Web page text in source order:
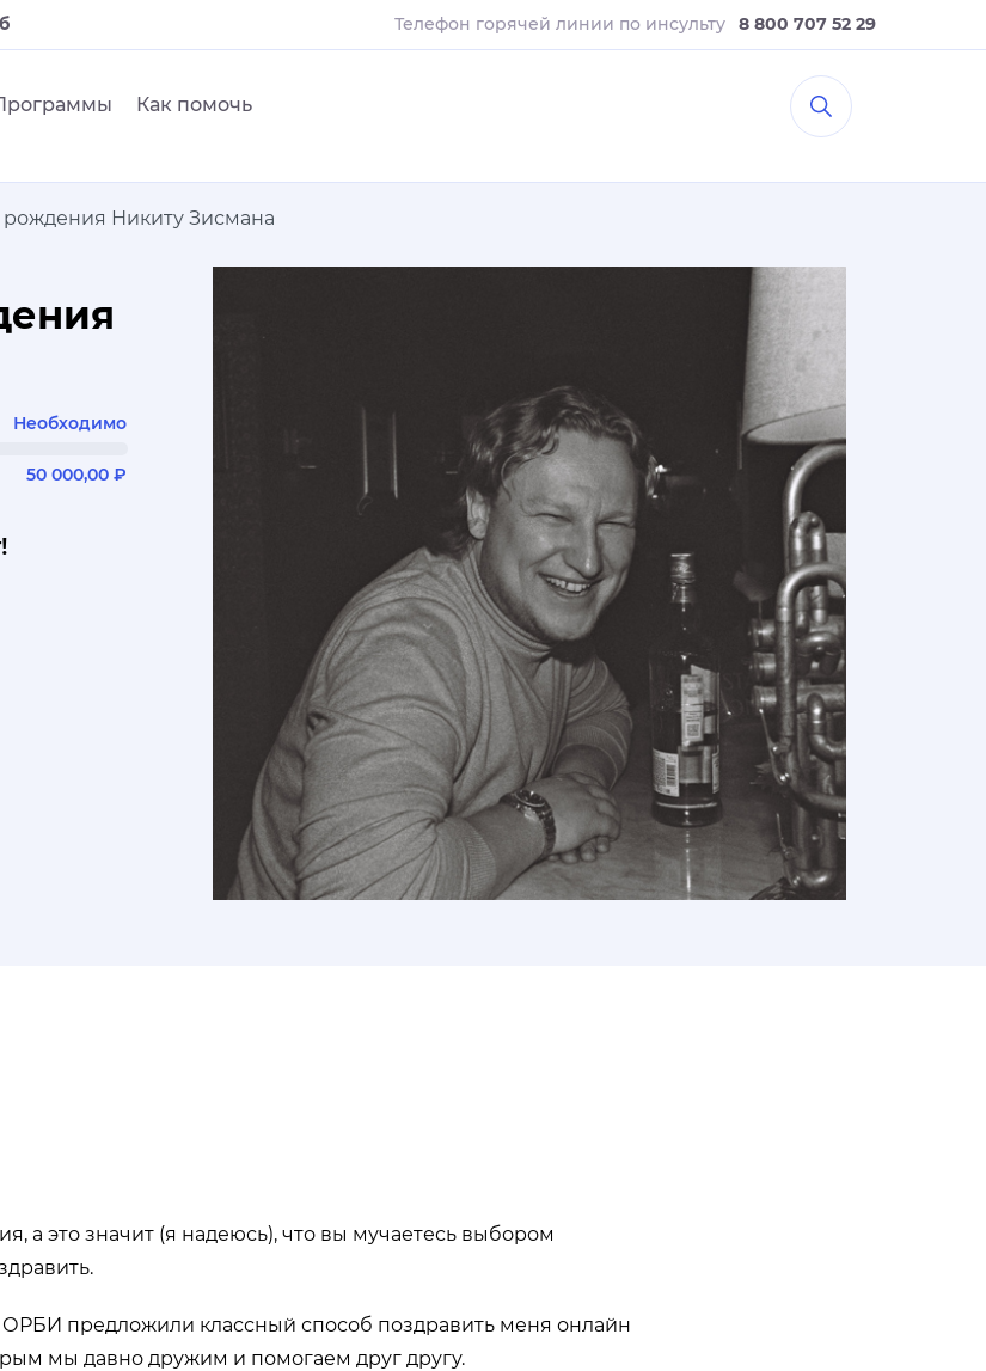
Телефон горячей линии по инсульту 8 800 707 52 29
Как помочь
Никиту Зисмана
Необходимо
50 000,00 ₽
а это значит (я надеюсь), что вы мучаетесь выбором
ОРБИ предложили классный способ поздравить меня онлайн
мы давно дружим и помогаем друг другу.